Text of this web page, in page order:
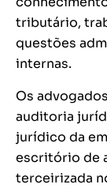
tributário,
questões
internas.
Os
auditoria
jurídico da
escritório de
terceirizada